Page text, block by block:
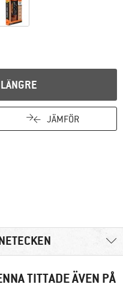
JÄMFÖR
all information här!
TITTADE ÄVEN PÅ